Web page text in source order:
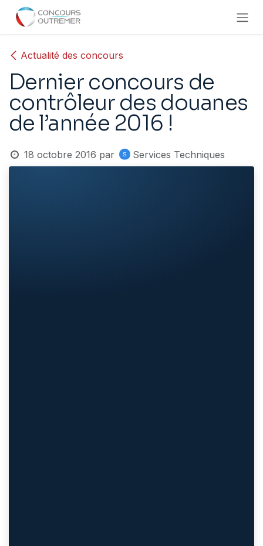
Se rendre au contenu
Actualité des concours
Dernier concours de
contrôleur des douanes
de l’année 2016 !
18 octobre 2016 par Services Techniques